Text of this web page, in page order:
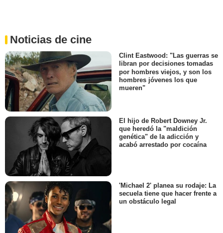
Noticias de cine
Clint Eastwood: "Las guerras se
libran por decisiones tomadas
por hombres viejos, y son los
hombres jóvenes los que
mueren"
El hijo de Robert Downey Jr.
que heredó la "maldición
genética" de la adicción y
acabó arrestado por cocaína
'Michael 2' planea su rodaje: La
secuela tiene que hacer frente a
un obstáculo legal